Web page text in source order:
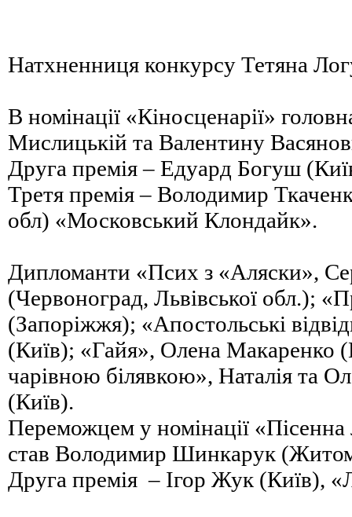
Натхненниця конкурсу Тетяна
В номінації «Кіносценарії»
Мислицькій та Валентину
Друга премія – Едуард Богуш
Третя премія – Володимир
обл) «Московський Клондайк».
Дипломанти «Псих з «Аляски»,
(Червоноград, Львівської обл.);
(Запоріжжя); «Апостольські
(Київ); «Гайя», Олена Макаренко
чарівною білявкою», Наталія та
(Київ).
Переможцем у номінації «Пісенна
став Володимир Шинкарук
Друга премія – Ігор Жук (Київ),